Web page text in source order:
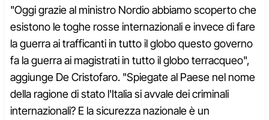
"Oggi grazie al ministro Nordio abbiamo scoperto che
esistono le toghe rosse internazionali e invece di fare
la guerra ai trafficanti in tutto il globo questo governo
fa la guerra ai magistrati in tutto il globo terracqueo",
aggiunge De Cristofaro. "Spiegate al Paese nel nome
della ragione di stato l'Italia si avvale dei criminali
internazionali? E la sicurezza nazionale è un